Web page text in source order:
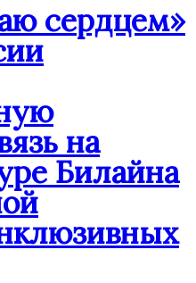
сердцем»
на
Билайна